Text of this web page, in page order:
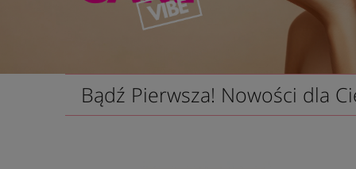
Bądź Pierwsza! Nowości dla